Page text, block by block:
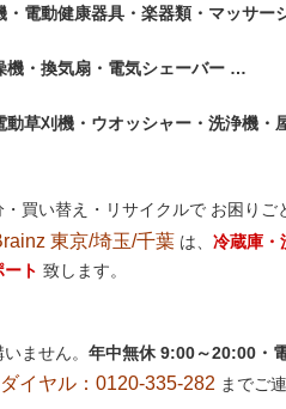
・電動健康器具・楽器類・マッサー
機・換気扇・電気シェーバー …
動草刈機・ウオッシャー・洗浄機・
買い替え・リサイクルで お困りご
東京/埼玉/千葉 は、 冷蔵庫・
ト 致します。
ません。 年中無休 9:00～20:00・
イヤル：0120-335-282 までご